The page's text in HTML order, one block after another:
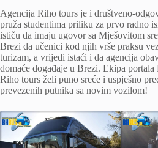
Agencija Riho tours je i društveno-
pruža studentima priliku za prvo radno
ističu da imaju ugovor sa Mješovitom
Brezi da učenici kod njih vrše praksu
turizam, a vrijedi istaći i da agencija
domaće događaje u Brezi. Ekipa
Riho tours želi puno sreće i uspješno
prevezenih putnika sa novim vozilom!